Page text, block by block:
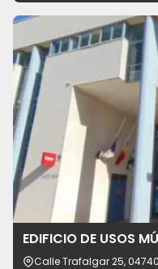
EDIFICIO DE USOS
Calle Trafalgar 25,